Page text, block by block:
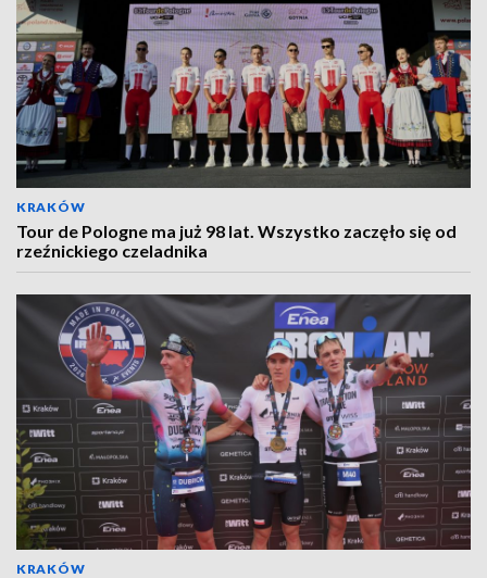
KRAKÓW
Tour de Pologne ma już 98 lat. Wszystko zaczęło się od
rzeźnickiego czeladnika
KRAKÓW